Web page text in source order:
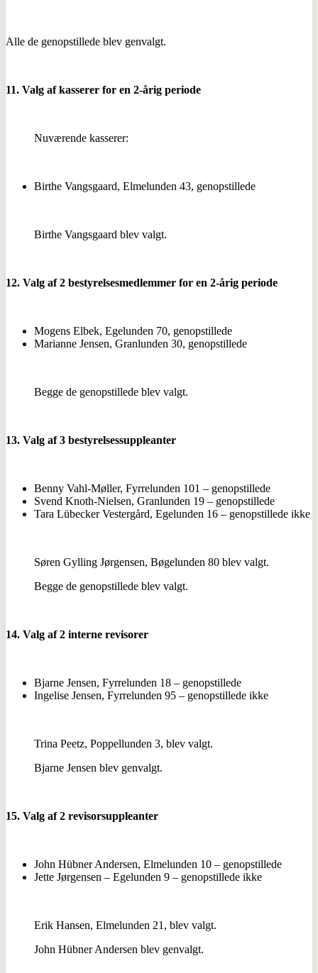
Alle de genopstillede blev genvalgt.
11. Valg af kasserer for en 2-årig periode
Nuværende kasserer:
Birthe Vangsgaard, Elmelunden 43, genopstillede
Birthe Vangsgaard blev valgt.
12. Valg af 2 bestyrelsesmedlemmer for en 2-årig periode
Mogens Elbek, Egelunden 70, genopstillede
Marianne Jensen, Granlunden 30, genopstillede
Begge de genopstillede blev valgt.
13. Valg af 3 bestyrelsessuppleanter
Benny Vahl-Møller, Fyrrelunden 101 – genopstillede
Svend Knoth-Nielsen, Granlunden 19 – genopstillede
Tara Lübecker Vestergård, Egelunden 16 – genopstillede ikke
Søren Gylling Jørgensen, Bøgelunden 80 blev valgt.
Begge de genopstillede blev valgt.
14. Valg af 2 interne revisorer
Bjarne Jensen, Fyrrelunden 18 – genopstillede
Ingelise Jensen, Fyrrelunden 95 – genopstillede ikke
Trina Peetz, Poppellunden 3, blev valgt.
Bjarne Jensen blev genvalgt.
15. Valg af 2 revisorsuppleanter
John Hübner Andersen, Elmelunden 10 – genopstillede
Jette Jørgensen – Egelunden 9 – genopstillede ikke
Erik Hansen, Elmelunden 21, blev valgt.
John Hübner Andersen blev genvalgt.